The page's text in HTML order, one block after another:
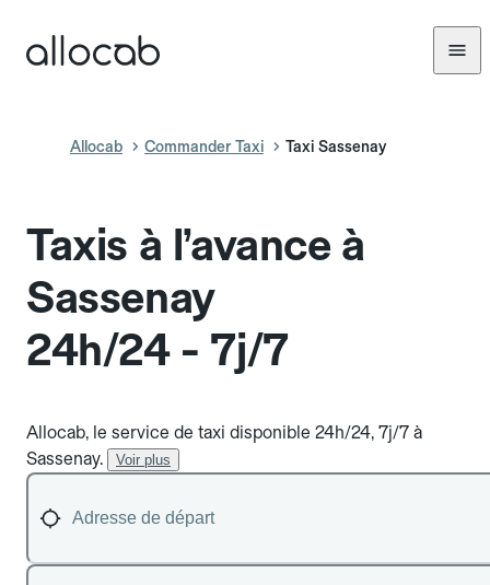
Allocab Commander Taxi Taxi Sassenay
Taxis à l’avance à
Sassenay
24h/24 - 7j/7
Allocab, le service de taxi disponible 24h/24, 7j/7 à
Sassenay.
Voir plus